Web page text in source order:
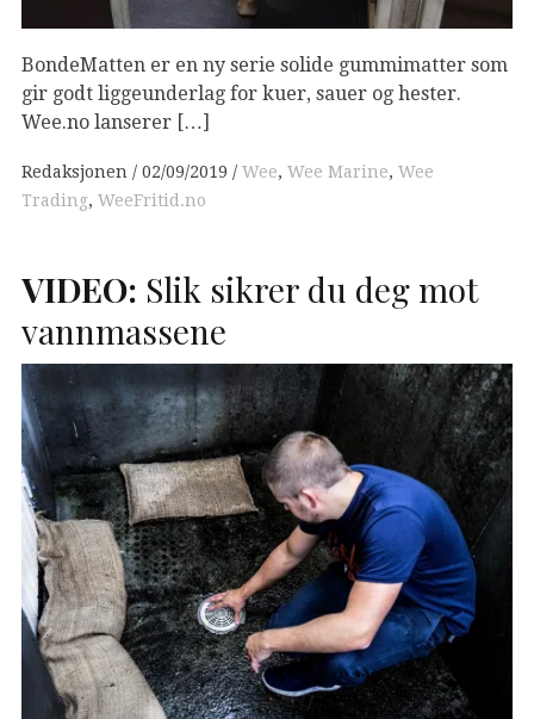
BondeMatten er en ny serie solide gummimatter som
gir godt liggeunderlag for kuer, sauer og hester.
Wee.no lanserer […]
Redaksjonen 02/09/2019 Wee, Wee Marine, Wee
Trading, WeeFritid.no
VIDEO: Slik sikrer du deg mot
vannmassene